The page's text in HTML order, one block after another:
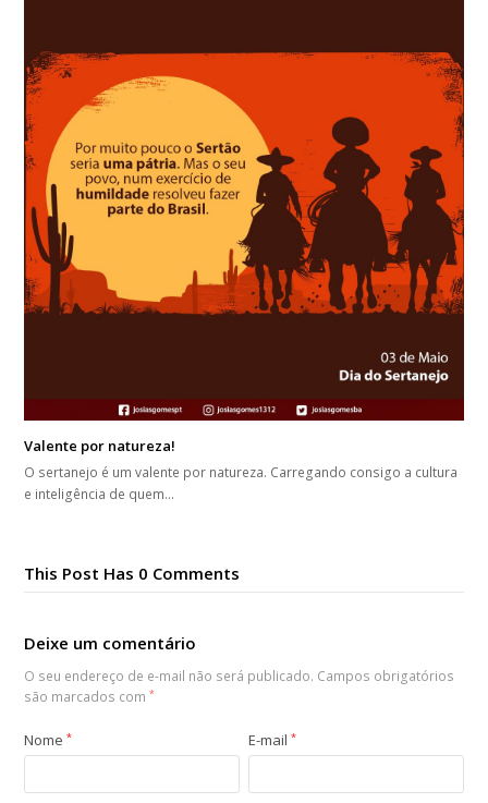
Valente por natureza!
O sertanejo é um valente por natureza. Carregando consigo a cultura
e inteligência de quem…
This Post Has 0 Comments
Deixe um comentário
O seu endereço de e-mail não será publicado. Campos obrigatórios
são marcados com*
Nome* E-mail*